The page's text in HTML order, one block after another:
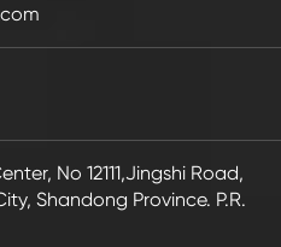
No 12111,Jingshi Road,
Shandong Province. P.R.